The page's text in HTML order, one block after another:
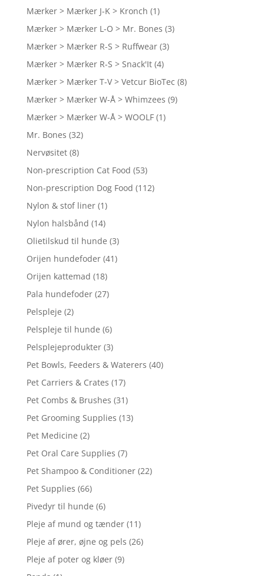
Mærker > Mærker J-K > Kronch (1)
Mærker > Mærker L-O > Mr. Bones (3)
Mærker > Mærker R-S > Ruffwear (3)
Mærker > Mærker R-S > Snack'It (4)
Mærker > Mærker T-V > Vetcur BioTec (8)
Mærker > Mærker W-Å > Whimzees (9)
Mærker > Mærker W-Å > WOOLF (1)
Mr. Bones (32)
Nervøsitet (8)
Non-prescription Cat Food (53)
Non-prescription Dog Food (112)
Nylon & stof liner (1)
Nylon halsbånd (14)
Olietilskud til hunde (3)
Orijen hundefoder (41)
Orijen kattemad (18)
Pala hundefoder (27)
Pelspleje (2)
Pelspleje til hunde (6)
Pelsplejeprodukter (3)
Pet Bowls, Feeders & Waterers (40)
Pet Carriers & Crates (17)
Pet Combs & Brushes (31)
Pet Grooming Supplies (13)
Pet Medicine (2)
Pet Oral Care Supplies (7)
Pet Shampoo & Conditioner (22)
Pet Supplies (66)
Pivedyr til hunde (6)
Pleje af mund og tænder (11)
Pleje af ører, øjne og pels (26)
Pleje af poter og kløer (9)